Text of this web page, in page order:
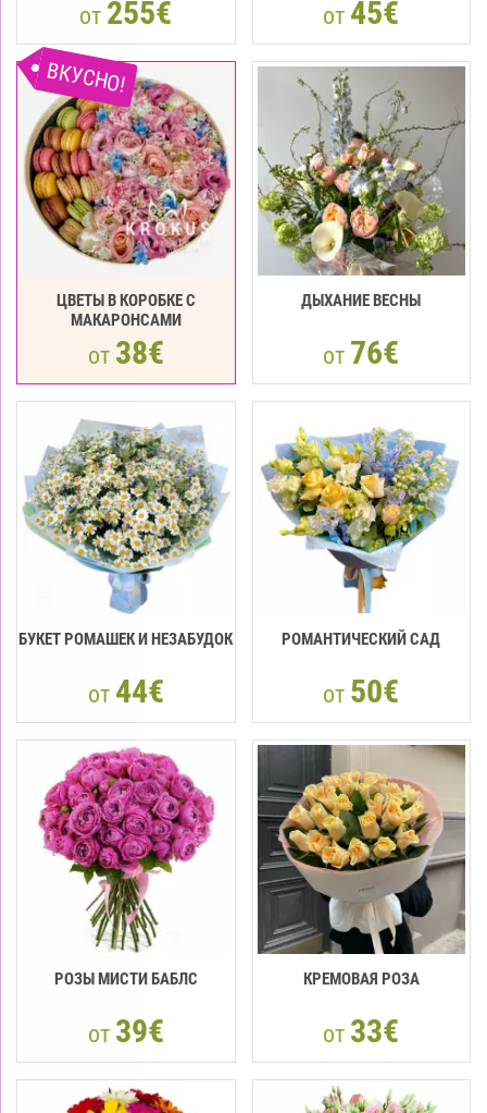
от 255€ от 45€
ВКУСНО!
ЦВЕТЫ В КОРОБКЕ С
МАКАРOНCАМИ
от 38€
ДЫХАНИЕ ВЕСНЫ
от 76€
БУКЕТ РОМАШЕК И НЕЗАБУДОК
от 44€
РОМАНТИЧЕСКИЙ САД
от 50€
РОЗЫ МИСТИ БАБЛС
от 39€
КРЕМОВАЯ РОЗА
от 33€